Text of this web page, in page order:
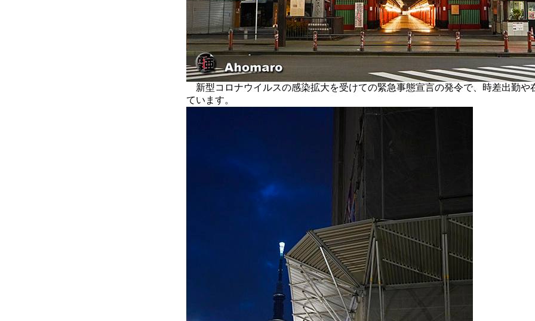
新型コロナウイルスの感染拡大を受けての緊急事態宣言の発令で、時差出勤や
ています。